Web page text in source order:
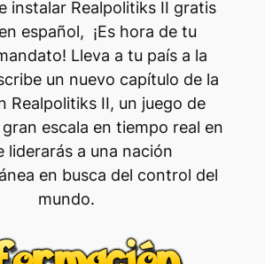
instalar Realpolitiks II gratis
español, ¡Es hora de tu
Lleva a tu país a la
un nuevo capítulo de la
Realpolitiks II, un juego de
escala en tiempo real en
liderarás a una nación
en busca del control del
mundo.